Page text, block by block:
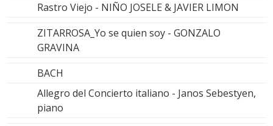
Rastro Viejo - NIÑO JOSELE & JAVIER LIMON
ZITARROSA_Yo se quien soy - GONZALO
GRAVINA
BACH
Allegro del Concierto italiano - Janos Sebestyen,
piano